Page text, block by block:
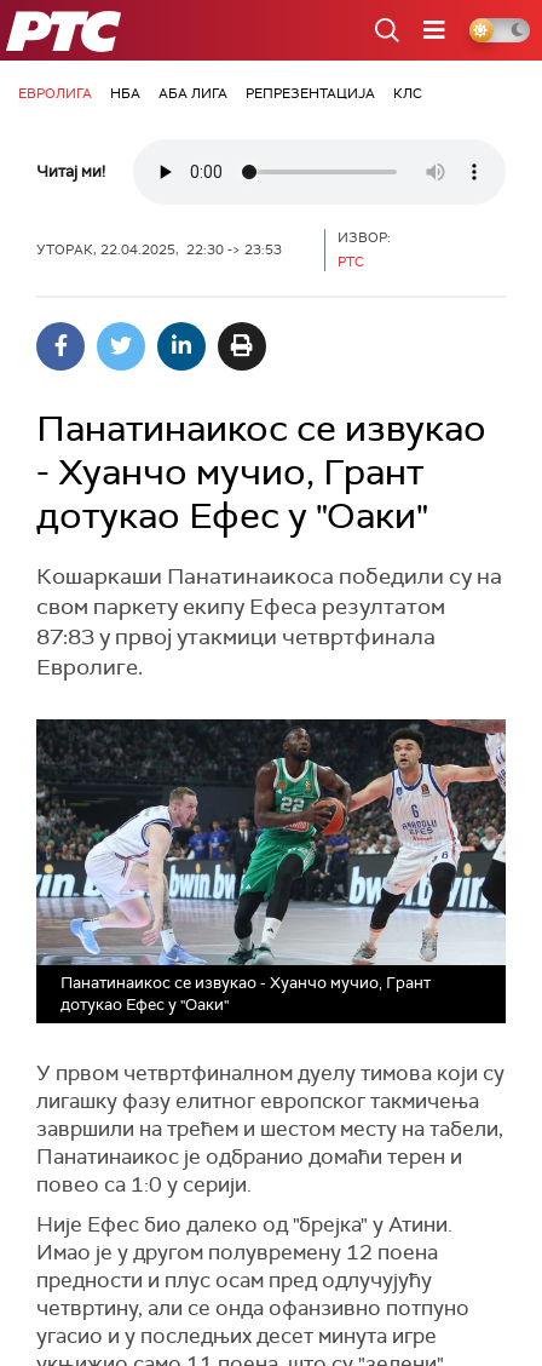
РТС
ЕВРОЛИГА НБА АБА ЛИГА РЕПРЕЗЕНТАЦИЈА КЛС
Читај ми!
УТОРАК, 22.04.2025, 22:30 -> 23:53
ИЗВОР:
РТС
Панатинаикос се извукао
- Хуанчо мучио, Грант
дотукао Ефес у "Оаки"
Кошаркаши Панатинаикоса победили су на
свом паркету екипу Ефеса резултатом
87:83 у првој утакмици четвртфинала
Евролиге.
Панатинаикос се извукао - Хуанчо мучио, Грант
дотукао Ефес у "Оаки"
У првом четвртфиналном дуелу тимова који су
лигашку фазу елитног европског такмичења
завршили на трећем и шестом месту на табели,
Панатинаикос је одбранио домаћи терен и
повео са 1:0 у серији.
Није Ефес био далеко од "брејка" у Атини.
Имао је у другом полувремену 12 поена
предности и плус осам пред одлучујућу
четвртину, али се онда офанзивно потпуно
угасио и у последњих десет минута игре